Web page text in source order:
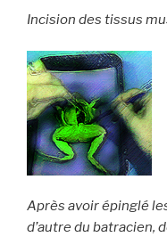
Incision des tissus
Après avoir épinglé
d’autre du batracien,